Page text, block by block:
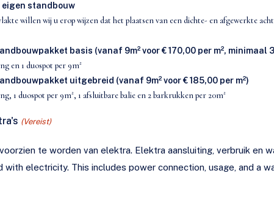
standbouw
willen wij u erop wijzen dat het plaatsen van een dichte- en afgewerkte
basis (vanaf 9m² voor € 170,00 per m², minimaal
en 1 duospot per 9m²
uitgebreid (vanaf 9m² voor € 185,00 per m²)
1 duospot per 9m², 1 afsluitbare balie en 2 barkrukken per 20m²
(Vereist)
te worden van elektra. Elektra aansluiting, verbruik en
with electricity. This includes power connection, usage, and a